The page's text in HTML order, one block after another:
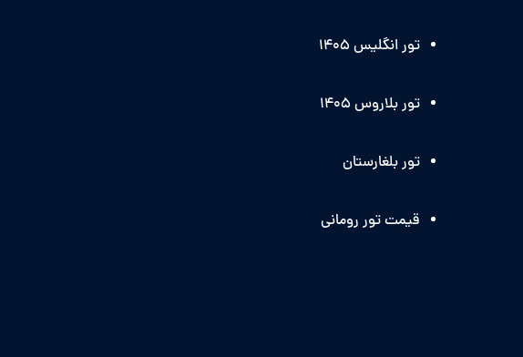
تور انگلیس ۱۴۰5
تور بلاروس 1405
تور بلغارستان
قیمت تور رومانی